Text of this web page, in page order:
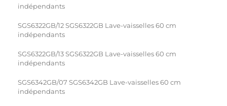
indépendants
SGS6322GB/12 SGS6322GB Lave-vaisselles 60 cm
indépendants
SGS6322GB/13 SGS6322GB Lave-vaisselles 60 cm
indépendants
SGS6342GB/07 SGS6342GB Lave-vaisselles 60 cm
indépendants